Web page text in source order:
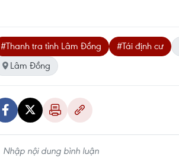
#Thanh tra tỉnh Lâm Đồng #Tái định cư
Lâm Đồng